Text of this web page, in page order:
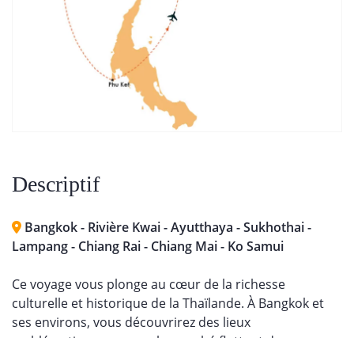
Descriptif
Bangkok - Rivière Kwai - Ayutthaya - Sukhothai -
Lampang - Chiang Rai - Chiang Mai - Ko Samui
Ce voyage vous plonge au cœur de la richesse
culturelle et historique de la Thaïlande. À Bangkok et
ses environs, vous découvrirez des lieux